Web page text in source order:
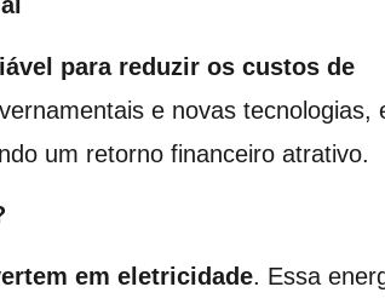
para reduzir os custos de
e novas tecnologias,
um retorno financeiro atrativo.
em eletricidade. Essa